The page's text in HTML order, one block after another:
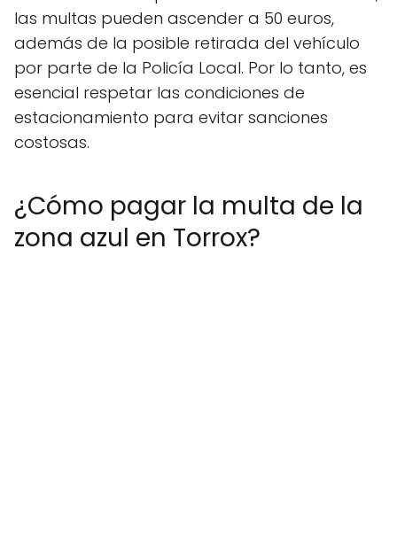
las multas pueden ascender a 50 euros,
además de la posible retirada del vehículo
por parte de la Policía Local. Por lo tanto, es
esencial respetar las condiciones de
estacionamiento para evitar sanciones
costosas.
¿Cómo pagar la multa de la
zona azul en Torrox?